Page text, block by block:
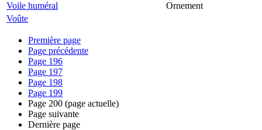
Voile huméral
Ornement
Voûte
Première page
Page précédente
Page 196
Page 197
Page 198
Page 199
Page 200 (page actuelle)
Page suivante
Dernière page